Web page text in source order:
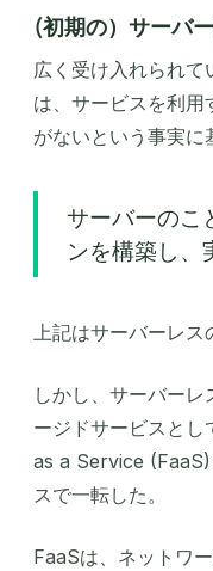
(初期の）サーバ
広く受け入れられて
は、サービスを利
がないという事実に
サーバーのこ
ンを構築し、
上記はサーバーレス
しかし、サーバー
ージドサービスと
as a Service
スで一転した。
FaaSは、ネットワ